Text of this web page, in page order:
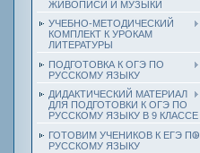
ЖИВОПИСИ И МУЗЫКИ
УЧЕБНО-МЕТОДИЧЕСКИЙ
КОМПЛЕКТ К УРОКАМ
ЛИТЕРАТУРЫ
ПОДГОТОВКА К ОГЭ ПО
РУССКОМУ ЯЗЫКУ
ДИДАКТИЧЕСКИЙ МАТЕРИАЛ
ДЛЯ ПОДГОТОВКИ К ОГЭ ПО
РУССКОМУ ЯЗЫКУ В 9 КЛАССЕ
ГОТОВИМ УЧЕНИКОВ К ЕГЭ ПО
РУССКОМУ ЯЗЫКУ